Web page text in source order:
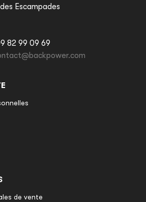
Escampades
82 99 09 69
de vente